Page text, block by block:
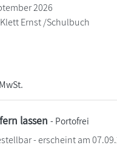
2026
Klett Ernst /Schulbuch
lassen - Portofrei
- erscheint am